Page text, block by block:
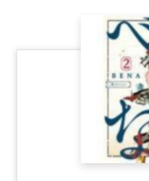
Tankönyv, segédkönyv